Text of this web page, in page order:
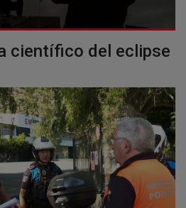
científico del eclipse